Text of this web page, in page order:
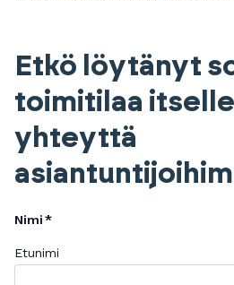
Etkö löytänyt
toimitilaa
yhteyttä
Nimi
Etunimi